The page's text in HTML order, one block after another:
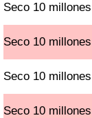
Seco 10 millones
Seco 10 millones
Seco 10 millones
Seco 10 millones